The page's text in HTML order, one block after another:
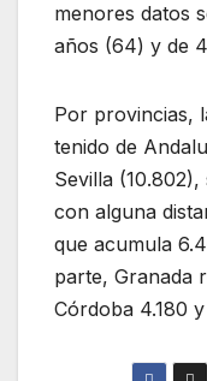
menores datos
años (64) y de
Por provincias,
tenido de
Sevilla (10.802),
con alguna
que acumula
parte, Granada
Córdoba 4.180